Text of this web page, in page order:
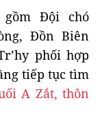
Đội chó
Đồn Biên
phối hợp
tiếp tục tìm
A Zắt, thôn